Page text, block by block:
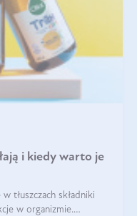
i kiedy warto je
tłuszczach składniki
w organizmie.